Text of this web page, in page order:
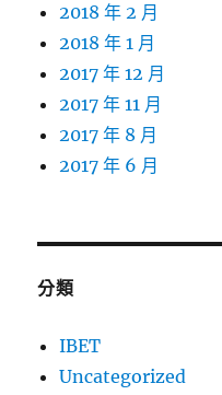
2018 年 2 月
2018 年 1 月
2017 年 12 月
2017 年 11 月
2017 年 8 月
2017 年 6 月
分類
IBET
Uncategorized